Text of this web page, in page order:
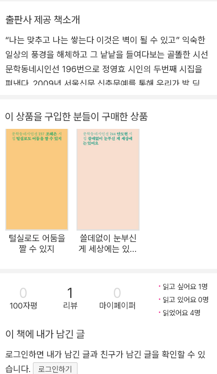
출판사 제공 책소개
“나는 맞추고 나는 쌓는다 이것은 벽이 될 수 있고” 익숙한
일상의 풍경을 해체하고 그 낱낱을 들여다보는 골똘한 시선
문학동네시인선 196번으로 정영효 시인의 두번째 시집을
펴낸다. 2009년 서울신문 신춘문예를 통해 우리가 발 딛고
단한 시인은 첫 시집 『계속 열리는 믿음』(문학동네, 2015)
에서 공동체와 개인의 관계를 탐구하는 동시에 그들이 속한
현실의 공간을 자신만의 구조로 재구성하며 “현재적 일상의
하고 골똘해진 시선으로 일상을 들여다보고 탐구하는 데 천
착해온 그의 신작 시 50편을 엮어냈다. 거기가 어디냐고 물
난다 어디로든 이어지기 위해 드러났고 정확하게 믿을 때 가
까워진다 찾으려고 하면 언제든 앞에 있다 _「일층」에서 이번
시집에서 가장 먼저 눈에 띄는 것은 전에 비해 더욱 간명해
진 각 시편의 제목들이다. 시집의 문을 여는 「일층」을 비롯해
을 통해 그 내용을 먼저 제시하는 것처럼 보인다. 그러나 이
이 상품을 구입한 분들이 구매한 상품
털실로도 어둠을
짤 수 있지
쓸데없이 눈부신
게 세상에는 있어
0
100자평
1
리뷰
0
마이페이퍼
읽고 싶어요 1명
읽고 있어요 0명
읽었어요 4명
이 책에 내가 남긴 글
로그인하면 내가 남긴 글과 친구가 남긴 글을 확인할 수 있
습니다.
로그인하기